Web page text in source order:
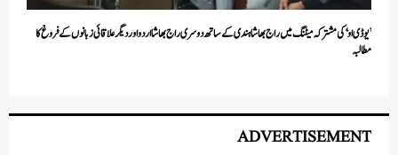
’یو ڈی او‘ کی مشترکہ میٹنگ میں راج بھاشا ہندی کے ساتھ دوسری راج بھاشا اردو اور دیگر علاقائی زبانوں کے فروغ کا
مطالبہ
ADVERTISEMENT